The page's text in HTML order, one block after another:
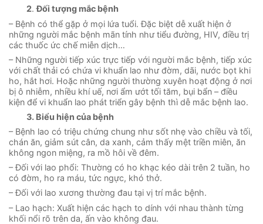
2.Đối tượng mắc bệnh
– Bệnh có thể gặp ở mọi lứa tuổi. Đặc biệt dễ xuất hiện ở
những người mắc bệnh mãn tính như tiểu đường, HIV, điều trị
các thuốc ức chế miễn dịch…
– Những người tiếp xúc trực tiếp với người mắc bệnh, tiếp xúc
với chất thải có chứa vi khuẩn lao như đờm, dãi, nước bọt khi
ho, hắt hơi. Hoặc những người thường xuyên hoạt động ở nơi
bị ô nhiễm, nhiều khí uế, nơi ẩm ướt tối tăm, bụi bẩn – điều
kiện để vi khuẩn lao phát triển gây bệnh thì dễ mắc bệnh lao.
3. Biểu hiện của bệnh
– Bệnh lao có triệu chứng chung như sốt nhẹ vào chiều và tối,
chán ăn, giảm sút cân, da xanh, cảm thấy mệt triền miên, ăn
không ngon miệng, ra mồ hôi về đêm.
– Đối với lao phổi: Thường có ho khạc kéo dài trên 2 tuần, ho
có đờm, ho ra máu, tức ngực, khó thở.
– Đối với lao xương thường đau tại vị trí mắc bệnh.
– Lao hạch: Xuất hiện các hạch to dính với nhau thành từng
khối nổi rõ trên da, ấn vào không đau.